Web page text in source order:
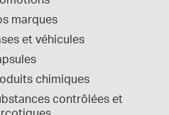
marques
et véhicules
chimiques
contrôlées et